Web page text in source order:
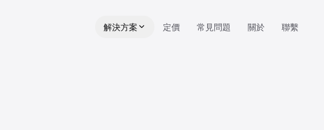
解決方案 定價 常見問題 關於 聯繫